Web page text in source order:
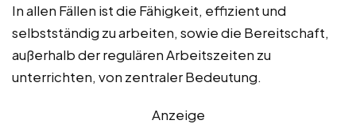
In allen Fällen ist die Fähigkeit, effizient und
selbstständig zu arbeiten, sowie die Bereitschaft,
außerhalb der regulären Arbeitszeiten zu
unterrichten, von zentraler Bedeutung.
Anzeige